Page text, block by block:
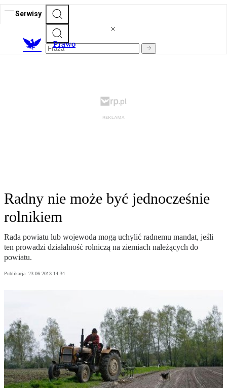
Serwisy
Prawo
Radny nie może być jednocześnie
rolnikiem
Rada powiatu lub wojewoda mogą uchylić radnemu mandat, jeśli
ten prowadzi działalność rolniczą na ziemiach należących do
powiatu.
Publikacja: 23.06.2013 14:34